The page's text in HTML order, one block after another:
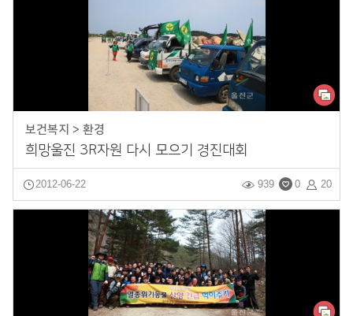
보건복지 > 환경
희망울진 3R자원 다시 모으기 경진대회
2012-06-22 20
0
939